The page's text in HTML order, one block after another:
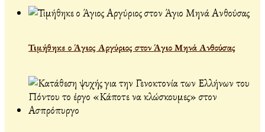
Τιμήθηκε ο Άγιος Αργύριος στον Άγιο Μηνά Ανθούσας